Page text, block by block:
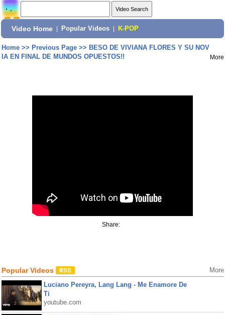
Video Home Popular Videos K-POP
Home>> Previous Page>> BESO DE VIVIANA FLORES Y SU NOV
IA EN FINAL DE MUNDOS OPUESTOS!!
More
Share:
Popular Videos More
Luciano Pereyra, Lang Lang - Me Enamore De
Ti
youtube.com